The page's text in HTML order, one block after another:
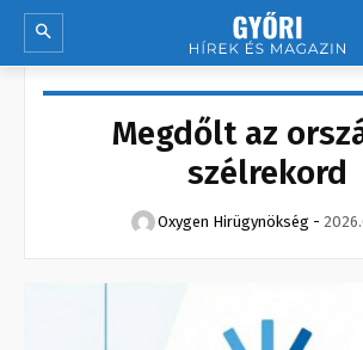
Megdőlt az
szélrekord
Oxygen Hirügynökség -